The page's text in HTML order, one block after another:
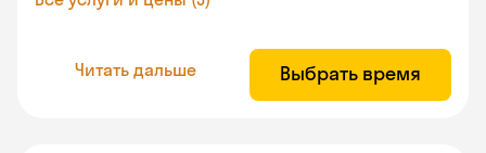
Читать дальше Выбрать время